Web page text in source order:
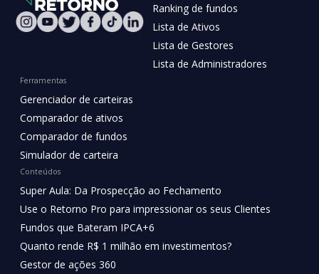
Ranking de fundos
Lista de Ativos
Lista de Gestores
Lista de Administradores
Ferramentas
Gerenciador de carteiras
Comparador de ativos
Comparador de fundos
Simulador de carteira
Conteúdos
Super Aula: Da Prospecção ao Fechamento
Use o Retorno Pro para impressionar os seus Clientes
Fundos que Bateram IPCA+6
Quanto rende R$ 1 milhão em investimentos?
Gestor de ações 360